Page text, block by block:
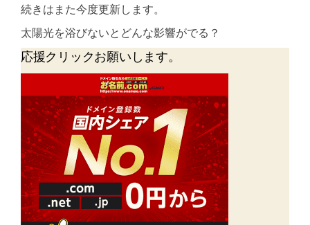
続きはまた今度更新します。
太陽光を浴びないとどんな影響がでる？
応援クリックお願いします。